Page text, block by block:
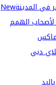
في المدينةNew
الهمم
دبي